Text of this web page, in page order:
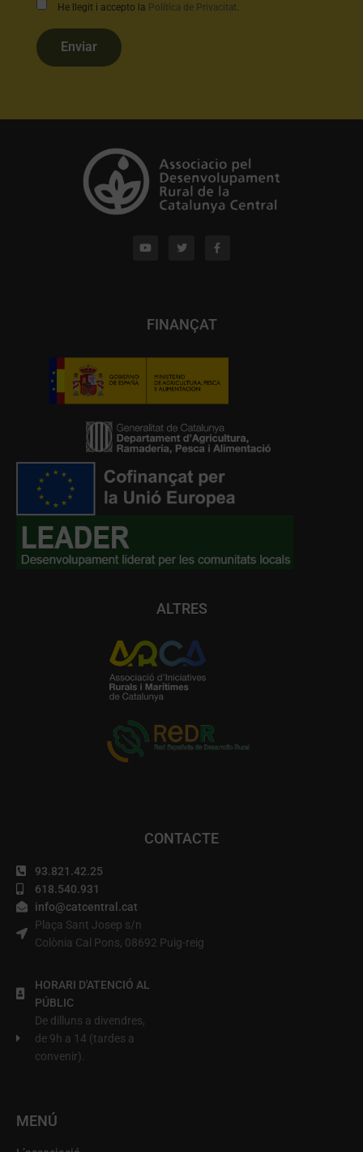
He llegit i accepto la Política de Privacitat
Enviar
FINANÇAT
ALTRES
CONTACTE
93.821.42.25
618.540.931
info@catcentral.cat
Plaça Sant Josep s/n
Colònia Cal Pons, 08692 Puig-reig
HORARI D'ATENCIÓ AL
PÚBLIC
De dilluns a divendres,
de 9h a 14 (tardes a
convenir).
MENÚ